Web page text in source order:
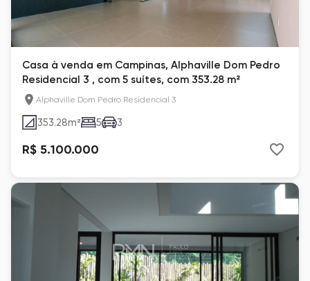
Casa à venda em Campinas, Alphaville Dom Pedro
Residencial 3 , com 5 suítes, com 353.28 m²
Alphaville Dom Pedro Residencial 3
353.28m² 5 3
R$ 5.100.000